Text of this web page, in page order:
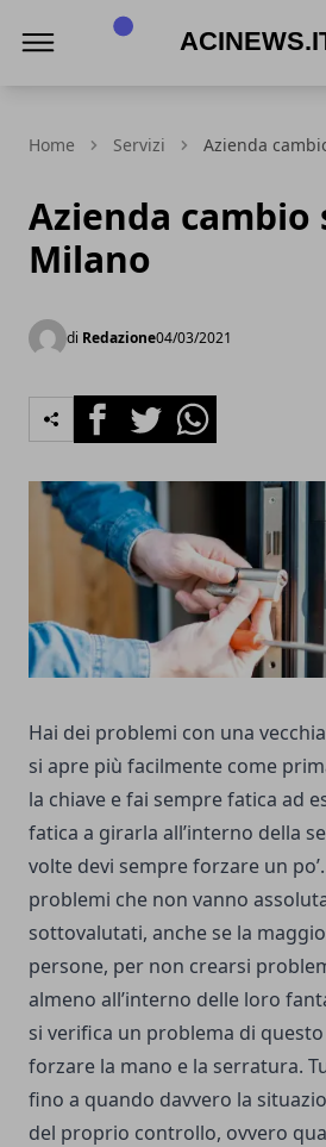
Home Servizi Azienda
Azienda
Milano
di Redazione04/03/2021
FacebookTwitterWhatsapp
Hai dei problemi con una
si apre più facilmente come
la chiave e fai sempre fatica ad
fatica a girarla all’interno della
volte devi sempre forzare un
problemi che non vanno
sottovalutati, anche se la
persone, per non crearsi
almeno all’interno delle loro
si verifica un problema di
forzare la mano e la serratura.
fino a quando davvero la
del proprio controllo, ovvero